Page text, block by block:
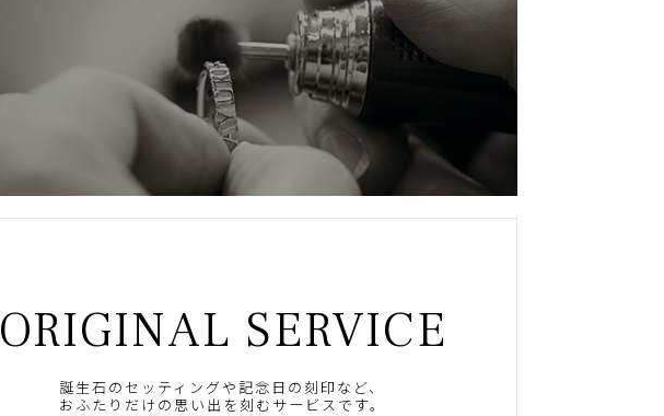
ORIGINAL SERVICE
誕生石のセッティングや記念日の刻印など、
おふたりだけの思い出を刻むサービスです。